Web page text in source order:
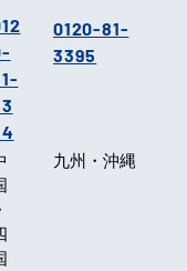
0120-81-
3395
九州・沖縄